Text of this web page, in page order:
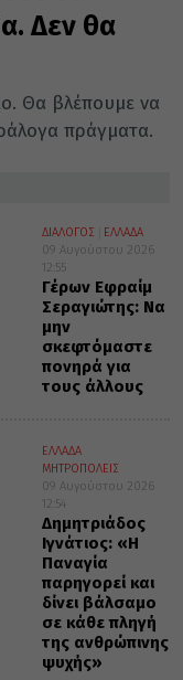
Δεν θα
Θα βλέπουμε να
πράγματα.
ΔΙΑΛΟΓΟΣ
ΕΛΛΑΔΑ
09 Αυγούστου 2026
12:55
Γέρων Εφραίμ
Σεραγιώτης: Να
μην
σκεφτόμαστε
πονηρά για
τους άλλους
ΕΛΛΑΔΑ
ΜΗΤΡΟΠΟΛΕΙΣ
09 Αυγούστου 2026
12:54
Δημητριάδος
Ιγνάτιος: «Η
Παναγία
παρηγορεί και
δίνει βάλσαμο
σε κάθε πληγή
της ανθρώπινης
ψυχής»